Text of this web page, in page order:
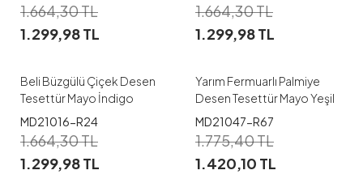
1.664,30TL
1.299,98TL
1.664,30TL
1.299,98TL
38 40 42
Beli Büzgülü Çiçek Desen
Tesettür Mayo İndigo
MD21016-R24
1.664,30TL
1.299,98TL
38 40 42
48
Yarım Fermuarlı Palmiye
Desen Tesettür Mayo Yeşil
MD21047-R67
1.775,40TL
1.420,10 TL
38 40 42
48
38 40 42
48